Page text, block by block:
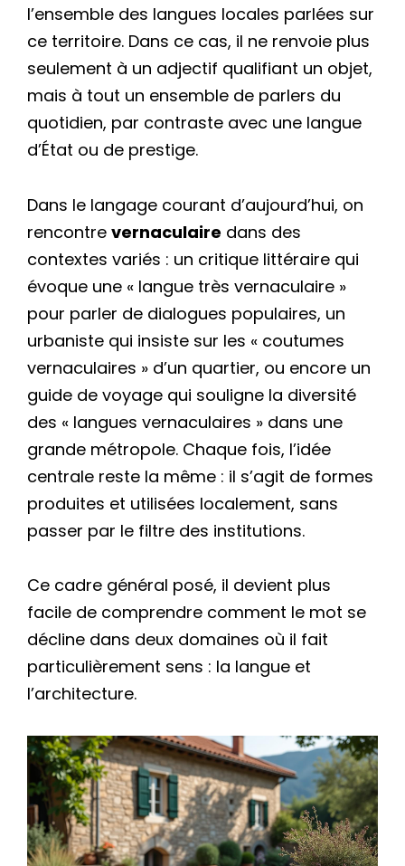
l’ensemble des langues locales parlées sur
ce territoire. Dans ce cas, il ne renvoie plus
seulement à un adjectif qualifiant un objet,
mais à tout un ensemble de parlers du
quotidien, par contraste avec une langue
d’État ou de prestige.
Dans le langage courant d’aujourd’hui, on
rencontre vernaculaire dans des
contextes variés : un critique littéraire qui
évoque une « langue très vernaculaire »
pour parler de dialogues populaires, un
urbaniste qui insiste sur les « coutumes
vernaculaires » d’un quartier, ou encore un
guide de voyage qui souligne la diversité
des « langues vernaculaires » dans une
grande métropole. Chaque fois, l’idée
centrale reste la même : il s’agit de formes
produites et utilisées localement, sans
passer par le filtre des institutions.
Ce cadre général posé, il devient plus
facile de comprendre comment le mot se
décline dans deux domaines où il fait
particulièrement sens : la langue et
l’architecture.